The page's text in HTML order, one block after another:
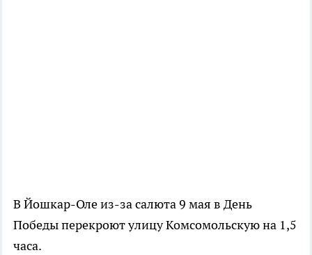
В Йошкар-Оле из-за салюта 9 мая в День
Победы перекроют улицу Комсомольскую на 1,5
часа.